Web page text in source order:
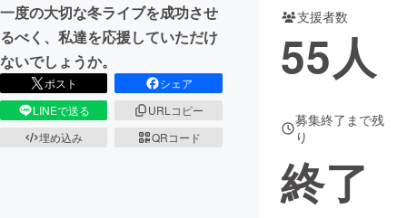
一度の大切な冬ライブを成功させ
るべく、私達を応援していただけ
ないでしょうか。
ポスト
シェア
LINEで送る
URLコピー
埋め込み
QRコード
支援者数
55人
募集終了まで残
り
終了